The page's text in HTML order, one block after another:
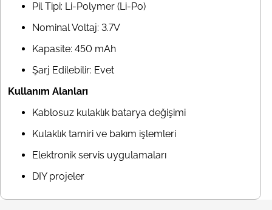
Pil Tipi: Li-Polymer (Li-Po)
Nominal Voltaj: 3.7V
Kapasite: 450 mAh
Şarj Edilebilir: Evet
Kullanım Alanları
Kablosuz kulaklık batarya değişimi
Kulaklık tamiri ve bakım işlemleri
Elektronik servis uygulamaları
DIY projeler